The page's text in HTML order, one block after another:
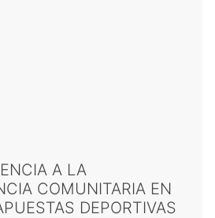
A LA
COMUNITARIA EN
DEPORTIVAS